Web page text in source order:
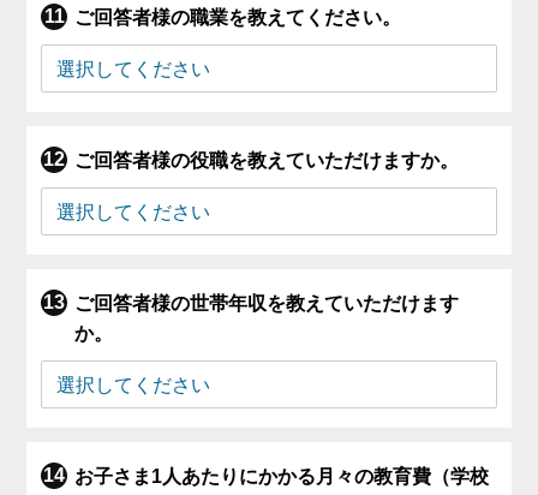
ご回答者様の職業を教えてください。
ご回答者様の役職を教えていただけますか。
ご回答者様の世帯年収を教えていただけます
か。
お子さま1人あたりにかかる月々の教育費（学校